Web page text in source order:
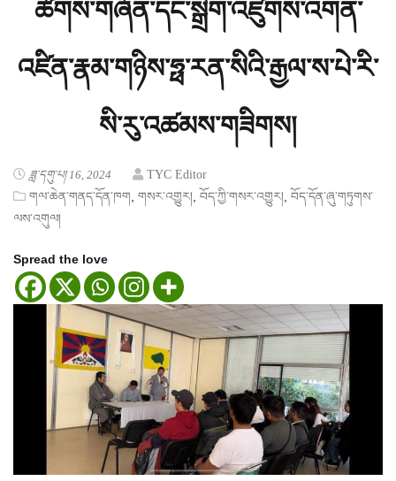
ཚོགས་གཞོན་དང་སྒྲིག་འཛུགས་འགན་
འཛིན་རྣམ་གཉིས་ཧྥ་རན་སིའི་རྒྱལ་ས་པེ་རི་
སི་རུ་འཚམས་གཟིགས།
ཟླ་དགུ་པ། 16, 2024
TYC Editor
གལ་ཆེན་གནད་དོན་ཁག གསར་འགྱུར། བོད་ཀྱི་གསར་འགྱུར། བོད་དོན་ཞུ་གཏུགས་
ལས་འགུལ།
Spread the love